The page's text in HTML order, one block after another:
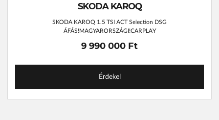
SKODA KAROQ
SKODA KAROQ 1.5 TSI ACT Selection DSG
ÁFÁS!MAGYARORSZÁGI!CARPLAY
9 990 000 Ft
Érdekel